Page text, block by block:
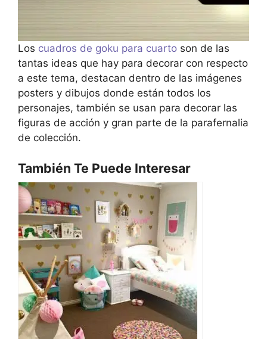
Los cuadros de goku para cuarto son de las
tantas ideas que hay para decorar con respecto
a este tema, destacan dentro de las imágenes
posters y dibujos donde están todos los
personajes, también se usan para decorar las
figuras de acción y gran parte de la parafernalia
de colección.
También Te Puede Interesar